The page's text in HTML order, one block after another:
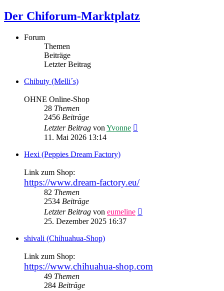
Der Chiforum-Marktplatz
Forum
Themen
Beiträge
Letzter Beitrag
Chibuty (Melli´s)
OHNE Online-Shop
28 Themen
2456 Beiträge
Letzter Beitrag von Yvonne
11. Mai 2026 13:14
Hexi (Peppies Dream Factory)
Link zum Shop:
https://www.dream-factory.eu/
82 Themen
2534 Beiträge
Letzter Beitrag von eumeline
25. Dezember 2025 16:37
shivali (Chihuahua-Shop)
Link zum Shop:
https://www.chihuahua-shop.com
49 Themen
284 Beiträge